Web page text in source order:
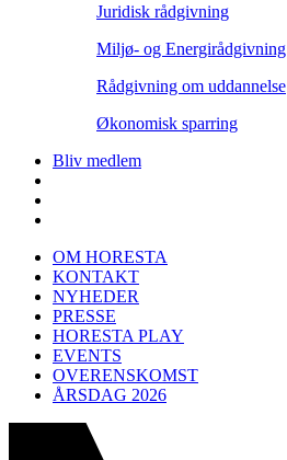
Juridisk rådgivning
Miljø- og Energirådgivning
Rådgivning om uddannelse
Økonomisk sparring
Bliv medlem
OM HORESTA
KONTAKT
NYHEDER
PRESSE
HORESTA PLAY
EVENTS
OVERENSKOMST
ÅRSDAG 2026